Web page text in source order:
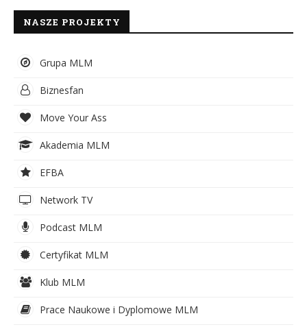
NASZE PROJEKTY
Grupa MLM
Biznesfan
Move Your Ass
Akademia MLM
EFBA
Network TV
Podcast MLM
Certyfikat MLM
Klub MLM
Prace Naukowe i Dyplomowe MLM